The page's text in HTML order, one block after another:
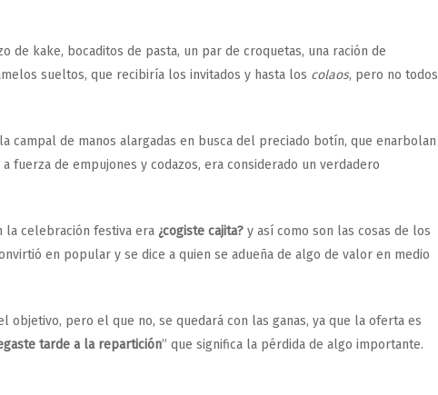
de kake, bocaditos de pasta, un par de croquetas, una ración de
sueltos, que recibiría los invitados y hasta los colaos, pero no todos
campal de manos alargadas en busca del preciado botín, que enarbolan
fuerza de empujones y codazos, era considerado un verdadero
la celebración festiva era ¿cogiste cajita? y así como son las cosas de los
en popular y se dice a quien se adueña de algo de valor en medio
objetivo, pero el que no, se quedará con las ganas, ya que la oferta es
tarde a la repartición” que significa la pérdida de algo importante.